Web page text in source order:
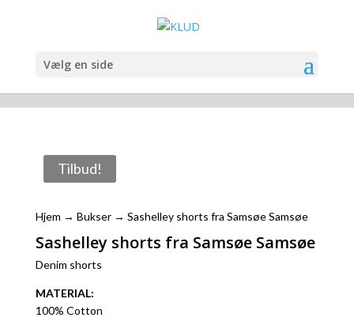
Vælg en side
Tilbud!
Hjem → Bukser→ Sashelley shorts fra Samsøe Samsøe
Sashelley shorts fra Samsøe Samsøe
Denim shorts
MATERIAL:
100% Cotton